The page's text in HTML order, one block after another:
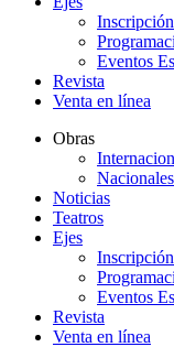
Eventos
Revista
Venta en línea
Obras
Nacionales
Noticias
Teatros
Ejes
Eventos
Revista
Venta en línea